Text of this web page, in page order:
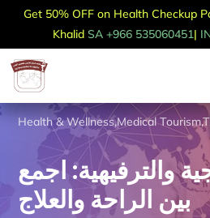
Get 50% OFF on Health Checkup
Khalid SA +966 535060451|
Health & Wellness,Medical Tourism,
والترفيهية: اجمع
بين الراحة والعلاج